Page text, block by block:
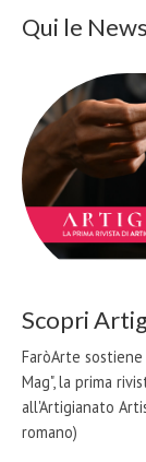
Qui le
Scopri
FaròArte
Mag", la prima
all'Artigianato
romano)